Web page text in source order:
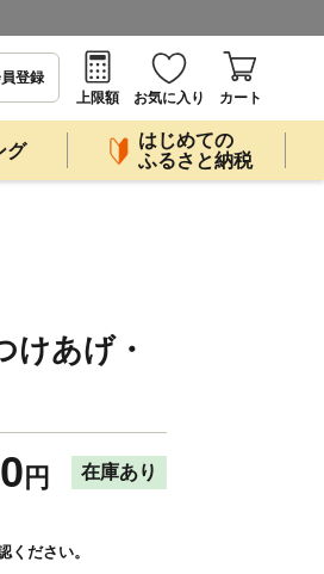
登録
上限額
お気に入り カート
グ
はじめての
ふるさと納税
けあげ・
円 在庫あり
ください。